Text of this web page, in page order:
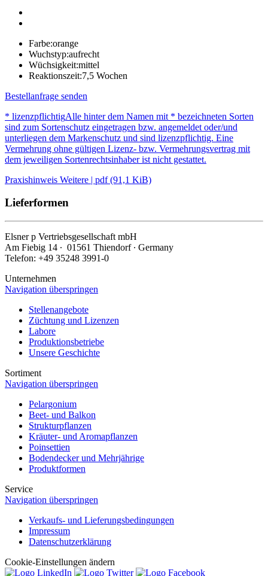
Farbe:orange
Wuchstyp:aufrecht
Wüchsigkeit:mittel
Reaktionszeit:7,5 Wochen
Bestellanfrage senden
* lizenzpflichtigAlle hinter dem Namen mit * bezeichneten Sorten
sind zum Sortenschutz eingetragen bzw. angemeldet oder/und
unterliegen dem Markenschutz und sind lizenzpflichtig. Eine
Vermehrung ohne gültigen Lizenz- bzw. Vermehrungsvertrag mit
dem jeweiligen Sortenrechtsinhaber ist nicht gestattet.
Praxishinweis Weitere | pdf (91,1 KiB)
Lieferformen
Elsnerp Vertriebsgesellschaft mbH
Am Fiebig 14 ∙ 01561 Thiendorf ∙ Germany
Telefon: +49 35248 3991-0
Unternehmen
Navigation überspringen
Stellenangebote
Züchtung und Lizenzen
Labore
Produktionsbetriebe
Unsere Geschichte
Sortiment
Navigation überspringen
Pelargonium
Beet- und Balkon
Strukturpflanzen
Kräuter- und Aromapflanzen
Poinsettien
Bodendecker und Mehrjährige
Produktformen
Service
Navigation überspringen
Verkaufs- und Lieferungsbedingungen
Impressum
Datenschutzerklärung
Cookie-Einstellungen ändern